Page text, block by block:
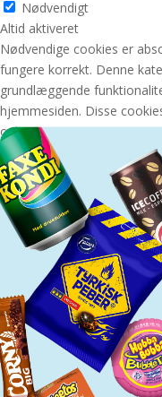
Nødvendigt
Altid aktiveret
Nødvendige cookies er
fungere korrekt. Denne
grundlæggende
hjemmesiden. Disse
oplysninger.
GEM & ACCEPTÈR
Translate »
Shopping cart0
Der er ingen produkter i
Fortsæt med at handle